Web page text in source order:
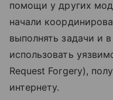
помощи у других
начали
выполнять задачи и
использовать
Request Forgery),
интернету.